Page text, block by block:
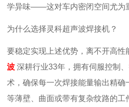
学异味——这对车内密闭空间尤为
为什么选择灵科超声波焊接机？
要稳定实现上述优势，离不开高性
波 深耕行业33年，拥有伺服控制
术，确保每一次焊接能量输出精确
等薄壁、曲面或带有复杂纹路的